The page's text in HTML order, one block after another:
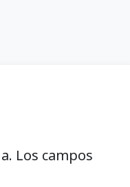
Los campos